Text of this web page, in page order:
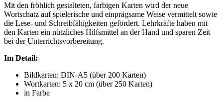
Mit den fröhlich gestalteten, farbigen Karten wird der neue
Wortschatz auf spielerische und einprägsame Weise vermittelt sowie
die Lese- und Schreibfähigkeiten gefördert. Lehrkräfte haben mit
den Karten ein nützliches Hilfsmittel an der Hand und sparen Zeit
bei der Unterrichtsvorbereitung.
Im Detail:
Bildkarten: DIN-A5 (über 200 Karten)
Wortkarten: 5 x 20 cm (über 250 Karten)
in Farbe